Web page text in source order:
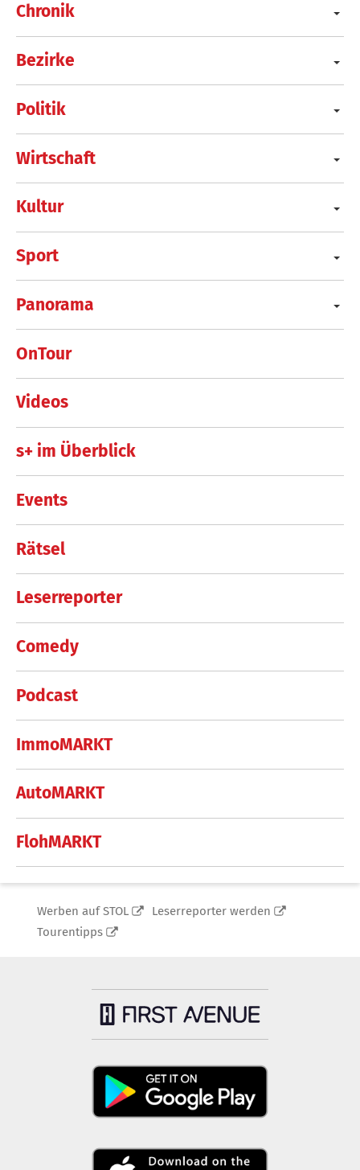
Chronik
Bezirke
Politik
Wirtschaft
Kultur
Sport
Panorama
OnTour
Videos
s+ im Überblick
Events
Rätsel
Leserreporter
Comedy
Podcast
ImmoMARKT
AutoMARKT
FlohMARKT
Werben auf STOL
Leserreporter werden
Tourentipps